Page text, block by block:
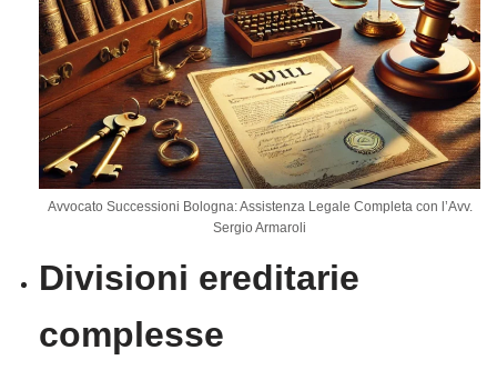
Avvocato Successioni Bologna: Assistenza Legale Completa con l’Avv.
Sergio Armaroli
Divisioni ereditarie
complesse